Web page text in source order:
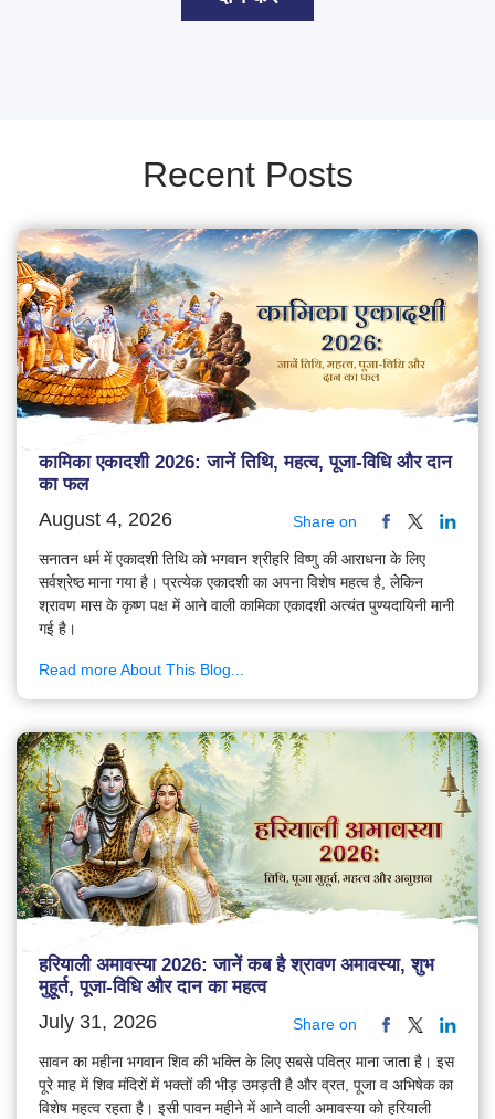
Recent Posts
कामिका एकादशी 2026: जानें तिथि, महत्व, पूजा-विधि और दान
का फल
August 4, 2026 Share on
सनातन धर्म में एकादशी तिथि को भगवान श्रीहरि विष्णु की आराधना के लिए
सर्वश्रेष्ठ माना गया है। प्रत्येक एकादशी का अपना विशेष महत्व है, लेकिन
श्रावण मास के कृष्ण पक्ष में आने वाली कामिका एकादशी अत्यंत पुण्यदायिनी मानी
गई है।
Read more About This Blog...
हरियाली अमावस्या 2026: जानें कब है श्रावण अमावस्या, शुभ
मुहूर्त, पूजा-विधि और दान का महत्व
July 31, 2026 Share on
सावन का महीना भगवान शिव की भक्ति के लिए सबसे पवित्र माना जाता है। इस
पूरे माह में शिव मंदिरों में भक्तों की भीड़ उमड़ती है और व्रत, पूजा व अभिषेक का
विशेष महत्व रहता है। इसी पावन महीने में आने वाली अमावस्या को हरियाली